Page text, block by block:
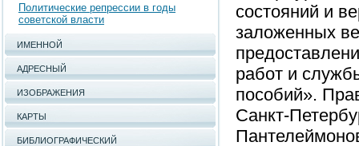
Политические репрессии в годы
советской власти
ИМЕННОЙ
АДРЕСНЫЙ
ИЗОБРАЖЕНИЯ
КАРТЫ
БИБЛИОГРАФИЧЕСКИЙ
состояний и
заложенных
работ и
пособий».
Санкт-